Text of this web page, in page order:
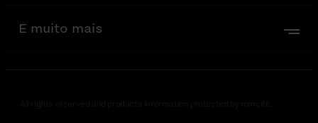
E muito mais